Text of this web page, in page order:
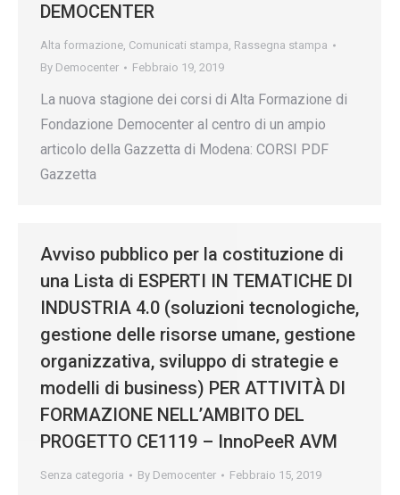
DEMOCENTER
Alta formazione, Comunicati stampa, Rassegna stampa
By Democenter Febbraio 19, 2019
La nuova stagione dei corsi di Alta Formazione di
Fondazione Democenter al centro di un ampio
articolo della Gazzetta di Modena: CORSI PDF
Gazzetta
Avviso pubblico per la costituzione di
una Lista di ESPERTI IN TEMATICHE DI
INDUSTRIA 4.0 (soluzioni tecnologiche,
gestione delle risorse umane, gestione
organizzativa, sviluppo di strategie e
modelli di business) PER ATTIVITÀ DI
FORMAZIONE NELL’AMBITO DEL
PROGETTO CE1119 – InnoPeeR AVM
Senza categoria By Democenter Febbraio 15, 2019